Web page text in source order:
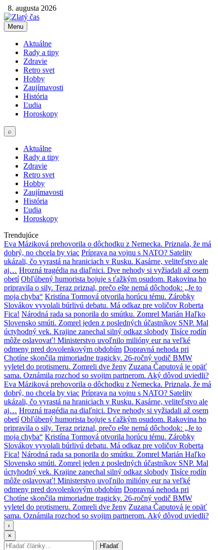
8. augusta 2026
Menu
Aktuálne
Rady a tipy
Zdravie
Retro svet
Hobby
Zaujímavosti
História
Ľudia
Horoskopy
⌕
Aktuálne
Rady a tipy
Zdravie
Retro svet
Hobby
Zaujímavosti
História
Ľudia
Horoskopy
Trendujúce
Eva Máziková prehovorila o dôchodku z Nemecka. Priznala, že má
dobrý, no chcela by viac Príprava na vojnu s NATO? Satelity
ukázali, čo vyrastá na hraniciach v Rusku. Kasárne, veliteľstvo ale
aj… Hrozná tragédia na diaľnici. Dve nehody si vyžiadali až osem
obetí Obľúbený humorista bojuje s ťažkým osudom. Rakovina ho
pripravila o sily. Teraz priznal, prečo ešte nemá dôchodok: „Je to
moja chyba“ Kristína Tormová otvorila horúcu tému. Zárobky
Slovákov vyvolali búrlivú debatu. Má odkaz pre voličov Roberta
Fica! Národná rada sa ponorila do smútku. Zomrel Marián Haľko
Slovensko smúti. Zomrel jeden z posledných účastníkov SNP. Mal
úctyhodný vek. Krajine zanechal silný odkaz slobody Tisíce rodín
môže oslavovať! Ministerstvo uvoľnilo milióny eur na veľké
odmeny pred dovolenkovým obdobím Dopravná nehoda pri
Chotíne skončila mimoriadne tragicky. 26-ročný vodič BMW
vyletel do protismeru. Zomreli dve ženy Zuzana Čaputová je opäť
sama. Oznámila rozchod so svojim partnerom. Aký dôvod uviedli?
Eva Máziková prehovorila o dôchodku z Nemecka. Priznala, že má
dobrý, no chcela by viac Príprava na vojnu s NATO? Satelity
ukázali, čo vyrastá na hraniciach v Rusku. Kasárne, veliteľstvo ale
aj… Hrozná tragédia na diaľnici. Dve nehody si vyžiadali až osem
obetí Obľúbený humorista bojuje s ťažkým osudom. Rakovina ho
pripravila o sily. Teraz priznal, prečo ešte nemá dôchodok: „Je to
moja chyba“ Kristína Tormová otvorila horúcu tému. Zárobky
Slovákov vyvolali búrlivú debatu. Má odkaz pre voličov Roberta
Fica! Národná rada sa ponorila do smútku. Zomrel Marián Haľko
Slovensko smúti. Zomrel jeden z posledných účastníkov SNP. Mal
úctyhodný vek. Krajine zanechal silný odkaz slobody Tisíce rodín
môže oslavovať! Ministerstvo uvoľnilo milióny eur na veľké
odmeny pred dovolenkovým obdobím Dopravná nehoda pri
Chotíne skončila mimoriadne tragicky. 26-ročný vodič BMW
vyletel do protismeru. Zomreli dve ženy Zuzana Čaputová je opäť
sama. Oznámila rozchod so svojim partnerom. Aký dôvod uviedli?
›
×
Hľadať: Hľadať